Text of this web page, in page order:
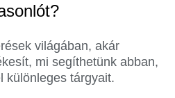
világában, akár
mi segíthetünk abban,
különleges tárgyait.